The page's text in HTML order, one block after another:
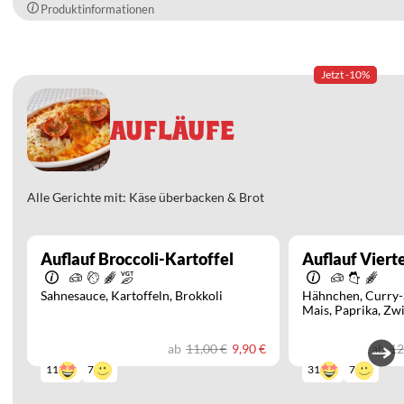
Produktinformationen
Jetzt -10%
AUFLÄUFE
Alle Gerichte mit: Käse überbacken & Brot
Auflauf Broccoli-Kartoffel
Sahnesauce Kartoffeln Brokkoli
ab 11,00 € 9,90 €
11 7
Auflauf
Hähnchen Curry-
Mais Paprika
ab
31 7